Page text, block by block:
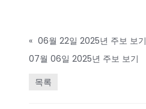
« 06월 22일 2025년 주보 보기
07월 06일 2025년 주보 보기
목록